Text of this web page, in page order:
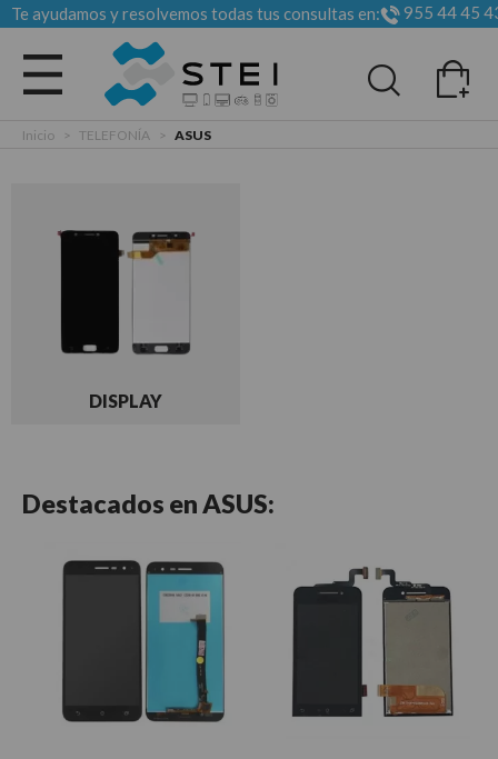
Te ayudamos y resolvemos todas tus consultas en: 955 44 45
Todas las categorias
Inicio > TELEFONÍA > ASUS
DISPLAY
Destacados enASUS: